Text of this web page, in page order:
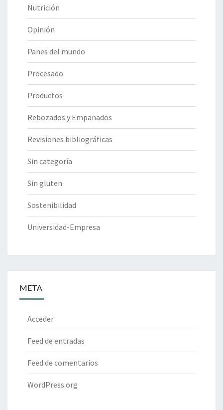
Nutrición
Opinión
Panes del mundo
Procesado
Productos
Rebozados y Empanados
Revisiones bibliográficas
Sin categoría
Sin gluten
Sostenibilidad
Universidad-Empresa
META
Acceder
Feed de entradas
Feed de comentarios
WordPress.org